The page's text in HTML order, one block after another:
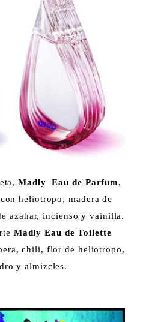
Madly Eau de Parfum,
heliotropo, madera de
azahar, incienso y vainilla.
Madly Eau de Toilette
chili, flor de heliotropo,
y almizcles.